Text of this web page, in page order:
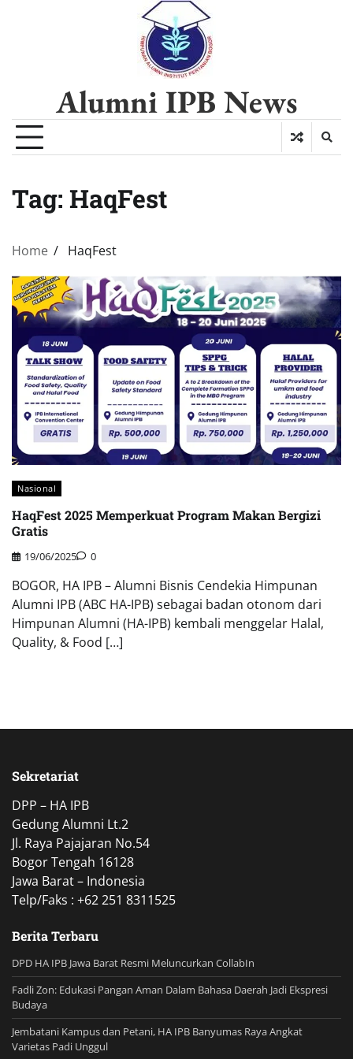
Alumni IPB News
Tag: HaqFest
Home HaqFest
Nasional
HaqFest 2025 Memperkuat Program Makan Bergizi
Gratis
19/06/2025 0
BOGOR, HA IPB – Alumni Bisnis Cendekia Himpunan
Alumni IPB (ABC HA-IPB) sebagai badan otonom dari
Himpunan Alumni (HA-IPB) kembali menggelar Halal,
Quality, & Food […]
Sekretariat
DPP – HA IPB
Gedung Alumni Lt.2
Jl. Raya Pajajaran No.54
Bogor Tengah 16128
Jawa Barat – Indonesia
Telp/Faks : +62 251 8311525
Berita Terbaru
DPD HA IPB Jawa Barat Resmi Meluncurkan CollabIn
Fadli Zon: Edukasi Pangan Aman Dalam Bahasa Daerah Jadi Ekspresi
Budaya
Jembatani Kampus dan Petani, HA IPB Banyumas Raya Angkat
Varietas Padi Unggul